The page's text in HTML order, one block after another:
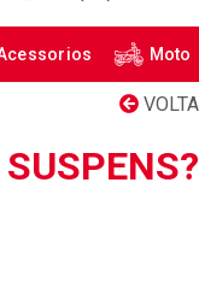
Moto